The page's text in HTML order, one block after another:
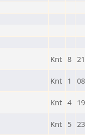
Knt 8
Knt 1
Knt 4
Knt 5